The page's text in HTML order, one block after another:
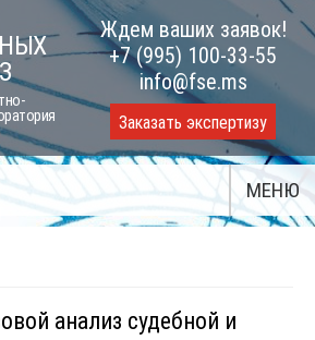
Ждем ваших заявок!
+7 (995) 100-33-55
info@fse.ms
Заказать экспертизу
МЕНЮ
анализ судебной и